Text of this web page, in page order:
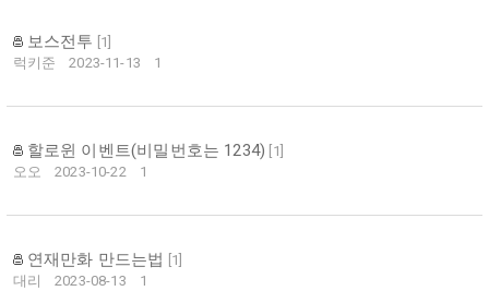
보스전투 1
럭키준
2023-11-13 1
할로윈 이벤트(비밀번호는 1234) 1
오오
2023-10-22 1
연재만화 만드는법 1
대리
2023-08-13 1